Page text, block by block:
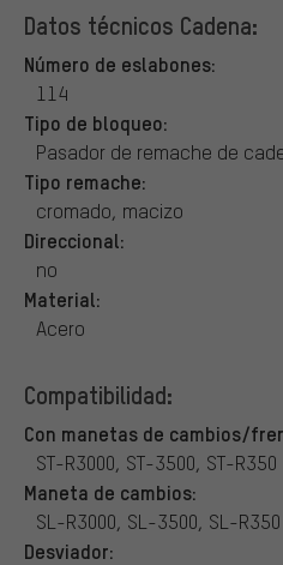
Datos técnicos Cadena:
Número de eslabones:
114
Tipo de bloqueo:
Pasador de remache de
Tipo remache:
cromado, macizo
Direccional:
no
Material:
Acero
Compatibilidad:
Con manetas de cambios/
ST-R3000, ST-3500, ST-R350
Maneta de cambios:
SL-R3000, SL-3500, SL-R350
Desviador: